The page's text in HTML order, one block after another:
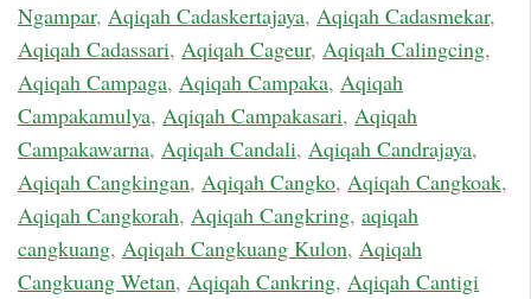
Ngampar, Aqiqah Cadaskertajaya, Aqiqah Cadasmekar,
Aqiqah Cadassari, Aqiqah Cageur, Aqiqah Calingcing,
Aqiqah Campaga, Aqiqah Campaka, Aqiqah
Campakamulya, Aqiqah Campakasari, Aqiqah
Campakawarna, Aqiqah Candali, Aqiqah Candrajaya,
Aqiqah Cangkingan, Aqiqah Cangko, Aqiqah Cangkoak,
Aqiqah Cangkorah, Aqiqah Cangkring, aqiqah
cangkuang, Aqiqah Cangkuang Kulon, Aqiqah
Cangkuang Wetan, Aqiqah Cankring, Aqiqah Cantigi